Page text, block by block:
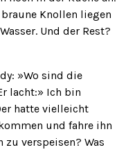
Knollen liegen
Und der Rest?
»Wo sind die
lacht:» Ich bin
hatte vielleicht
und fahre ihn
zu verspeisen? Was